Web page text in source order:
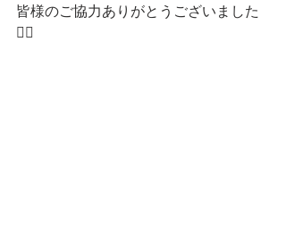
皆様のご協力ありがとうございました
🙇‍♀️